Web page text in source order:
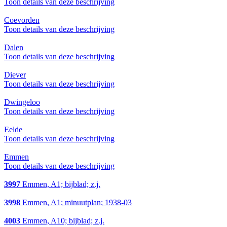
Toon details van deze beschrijving
Coevorden
Toon details van deze beschrijving
Dalen
Toon details van deze beschrijving
Diever
Toon details van deze beschrijving
Dwingeloo
Toon details van deze beschrijving
Eelde
Toon details van deze beschrijving
Emmen
Toon details van deze beschrijving
3997 Emmen, A1; bijblad; z.j.
3998 Emmen, A1; minuutplan; 1938-03
4003 Emmen, A10; bijblad; z.j.